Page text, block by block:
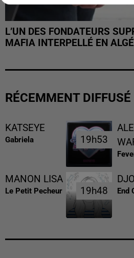
L’UN DES FONDATEURS
MAFIA INTERPELLÉ EN
RÉCEMMENT DIFFUSÉ
KATSEYE
Gabriela 19h53
19h53
MANON LISA
Le Petit Pecheur 19h48
19h48
DJO
End